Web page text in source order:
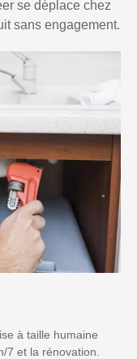
se déplace chez
sans engagement.
à taille humaine
7 et la rénovation.